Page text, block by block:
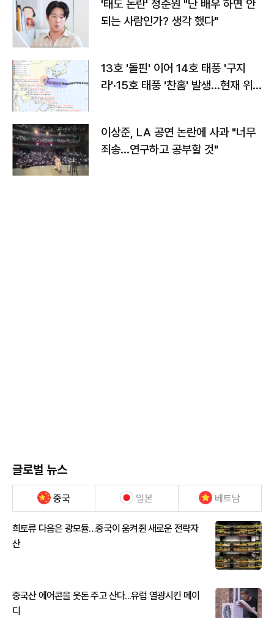
'태도 논란' 정준원 "난 배우 하면 안
되는 사람인가? 생각 했다"
13호 '돌핀' 이어 14호 태풍 '구지
라'·15호 태풍 '찬홈' 발생…현재 위
이상준, LA 공연 논란에 사과 "너무
죄송…연구하고 공부할 것"
글로벌 뉴스
중국 일본 베트남
희토류 다음은 광모듈…중국이 움켜쥔 새로운 전략자
산
중국산 에어콘을 웃돈 주고 산다...유럽 열광시킨 메이
디